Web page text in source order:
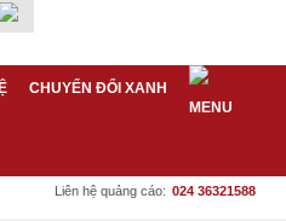
CHUYỂN ĐỔI XANH
Liên hệ quảng cáo: 024 36321588